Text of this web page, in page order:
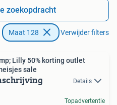
zoekopdracht
Maat 128 Verwijder filters
Lilly 50% korting outlet
sale
Details
Topadvertentie